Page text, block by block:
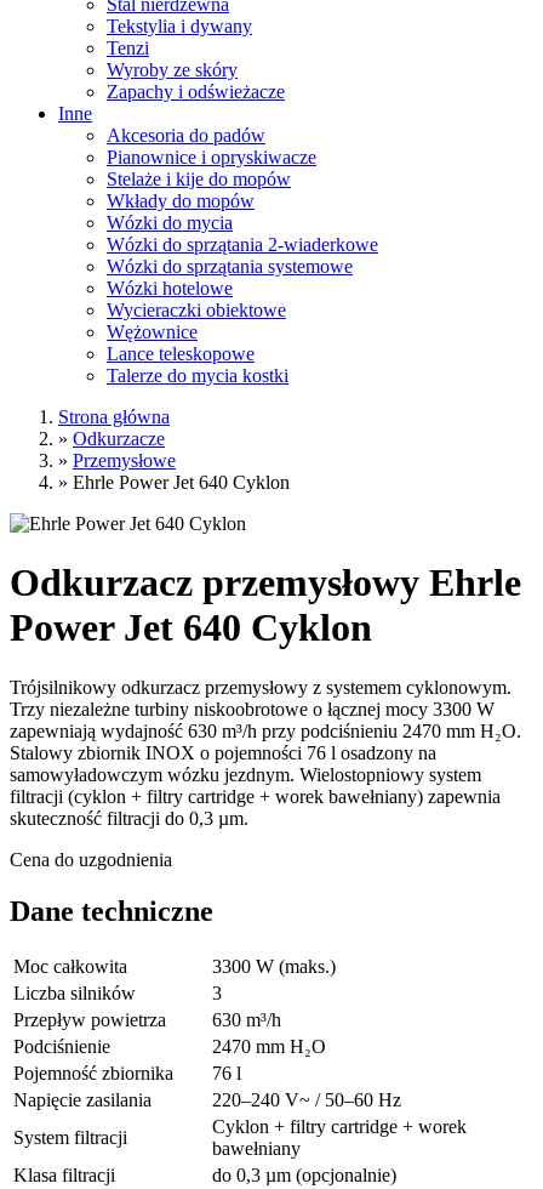
Stal nierdzewna
Tekstylia i dywany
Tenzi
Wyroby ze skóry
Zapachy i odświeżacze
Inne
Akcesoria do padów
Pianownice i opryskiwacze
Stelaże i kije do mopów
Wkłady do mopów
Wózki do mycia
Wózki do sprzątania 2-wiaderkowe
Wózki do sprzątania systemowe
Wózki hotelowe
Wycieraczki obiektowe
Wężownice
Lance teleskopowe
Talerze do mycia kostki
Strona główna
» Odkurzacze
» Przemysłowe
» Ehrle Power Jet 640 Cyklon
Odkurzacz przemysłowy Ehrle
Power Jet 640 Cyklon
Trójsilnikowy odkurzacz przemysłowy z systemem cyklonowym.
Trzy niezależne turbiny niskoobrotowe o łącznej mocy 3300 W
zapewniają wydajność 630 m³/h przy podciśnieniu 2470 mm H₂O.
Stalowy zbiornik INOX o pojemności 76 l osadzony na
samowyładowczym wózku jezdnym. Wielostopniowy system
filtracji (cyklon + filtry cartridge + worek bawełniany) zapewnia
skuteczność filtracji do 0,3 µm.
Cena do uzgodnienia
Dane techniczne
Moc całkowita
3300 W (maks.)
Liczba silników
3
Przepływ powietrza
630 m³/h
Podciśnienie
2470 mm H₂O
Pojemność zbiornika
76 l
Napięcie zasilania
220–240 V~ / 50–60 Hz
System filtracji
Cyklon + filtry cartridge + worek
bawełniany
Klasa filtracji
do 0,3 µm (opcjonalnie)